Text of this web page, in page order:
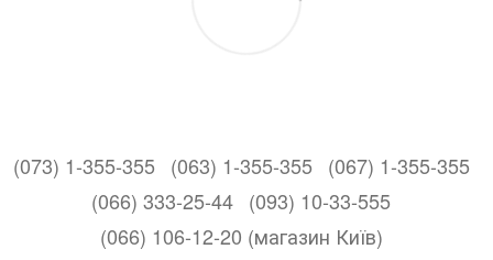
(073) 1-355-355 (063) 1-355-355 (067) 1-355-355
(066) 333-25-44 (093) 10-33-555
(066) 106-12-20 (магазин Київ)